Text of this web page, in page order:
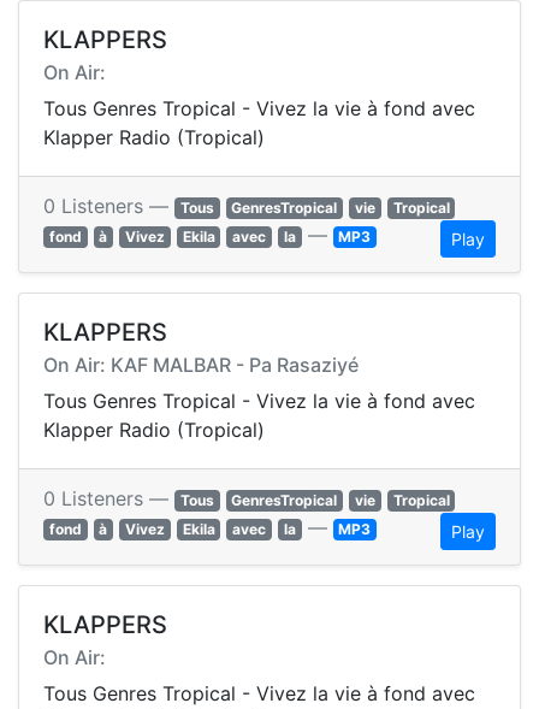
KLAPPERS
On Air:
Tous Genres Tropical - Vivez la vie à fond avec
Klapper Radio (Tropical)
0 Listeners — Tous GenresTropical vie
Tropical
fond
à Vivez Ekila avec la — MP3 Play
KLAPPERS
On Air: KAF MALBAR - Pa Rasaziyé
Tous Genres Tropical - Vivez la vie à fond avec
Klapper Radio (Tropical)
0 Listeners — Tous GenresTropical vie
Tropical
fond
à Vivez Ekila avec la — MP3 Play
KLAPPERS
On Air:
Tous Genres Tropical - Vivez la vie à fond avec